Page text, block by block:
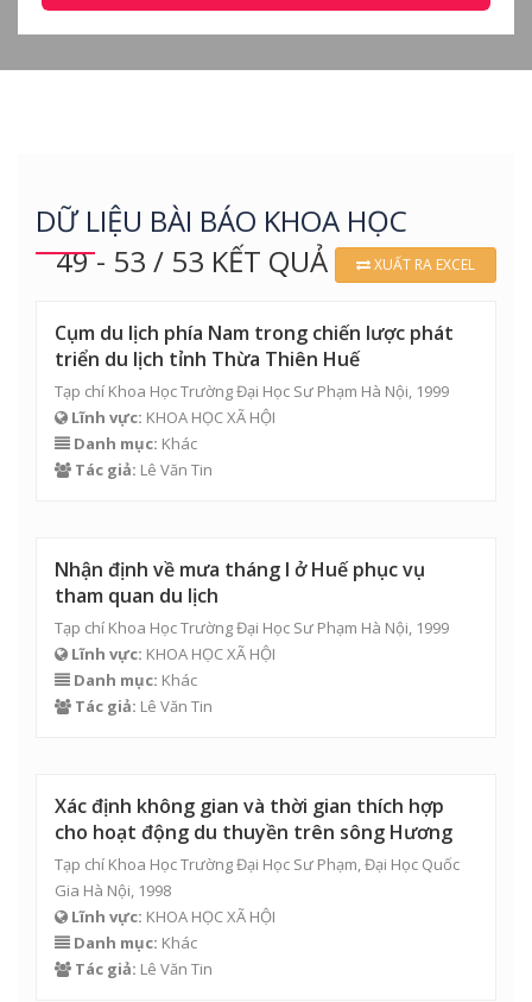
DỮ LIỆU BÀI BÁO KHOA HỌC
49 - 53 / 53 KẾT QUẢ
XUẤT RA EXCEL
Cụm du lịch phía Nam trong chiến lược phát
triển du lịch tỉnh Thừa Thiên Huế
Tạp chí Khoa Học Trường Đại Học Sư Phạm Hà Nội, 1999
Lĩnh vực: KHOA HỌC XÃ HỘI
Danh mục: Khác
Tác giả: Lê Văn Tin
Nhận định về mưa tháng I ở Huế phục vụ
tham quan du lịch
Tạp chí Khoa Học Trường Đại Học Sư Phạm Hà Nội, 1999
Lĩnh vực: KHOA HỌC XÃ HỘI
Danh mục: Khác
Tác giả: Lê Văn Tin
Xác định không gian và thời gian thích hợp
cho hoạt động du thuyền trên sông Hương
Tạp chí Khoa Học Trường Đại Học Sư Phạm, Đại Học Quốc
Gia Hà Nội, 1998
Lĩnh vực: KHOA HỌC XÃ HỘI
Danh mục: Khác
Tác giả: Lê Văn Tin